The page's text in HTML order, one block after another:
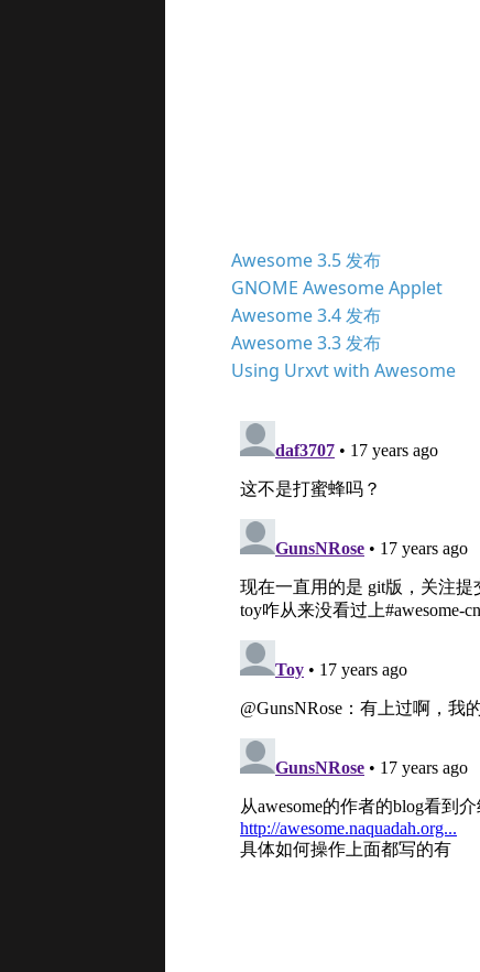
Awesome 3.5 发布
GNOME Awesome Applet
Awesome 3.4 发布
Awesome 3.3 发布
Using Urxvt with Awesome